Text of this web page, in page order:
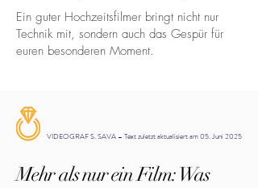
Ein guter Hochzeitsfilmer bringt nicht nur
Technik mit, sondern auch das Gespür für
euren besonderen Moment.
VIDEOGRAF S. SAVA – Text zuletzt aktualisiert am 05. Juni 2025
Mehr als nur ein Film: Was